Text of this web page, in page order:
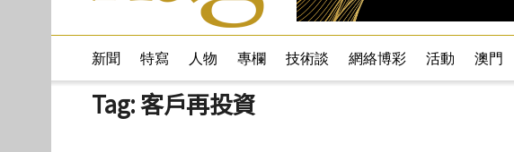
新聞 特寫 人物 專欄 技術談 網絡博彩 活動 澳門
Tag:客戶再投資